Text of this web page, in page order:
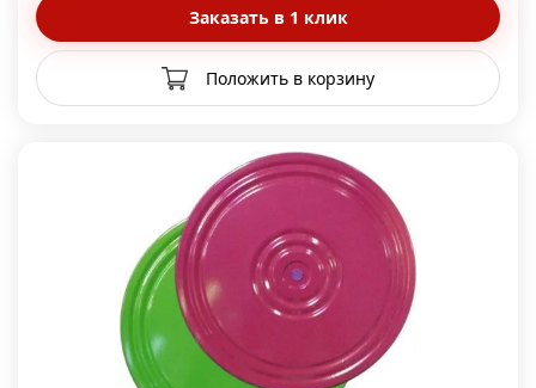
Заказать в 1 клик
Положить в корзину